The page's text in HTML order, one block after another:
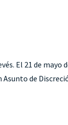
El 21 de
de